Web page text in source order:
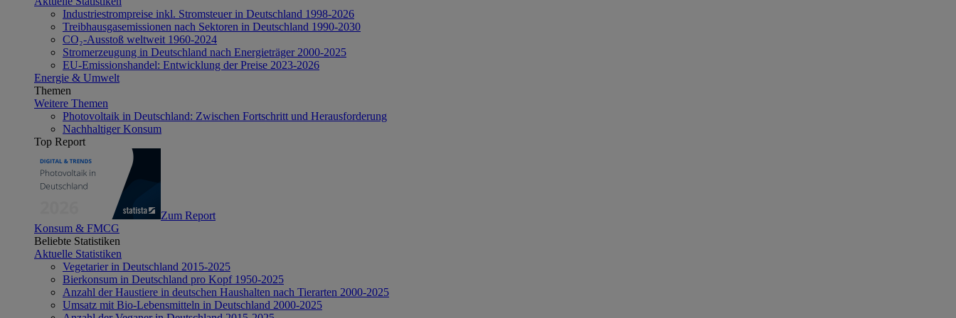
Industriestrompreise inkl. Stromsteuer in Deutschland 1998-2026
Treibhausgasemissionen nach Sektoren in Deutschland 1990-2030
CO₂-Ausstoß weltweit 1960-2024
Stromerzeugung in Deutschland nach Energieträger 2000-2025
EU-Emissionshandel: Entwicklung der Preise 2023-2026
Energie & Umwelt
Themen
Weitere Themen
Photovoltaik in Deutschland: Zwischen Fortschritt und Herausforderung
Nachhaltiger Konsum
Top Report
Zum Report
Konsum & FMCG
Beliebte Statistiken
Aktuelle Statistiken
Vegetarier in Deutschland 2015-2025
Bierkonsum in Deutschland pro Kopf 1950-2025
Anzahl der Haustiere in deutschen Haushalten nach Tierarten 2000-2025
Umsatz mit Bio-Lebensmitteln in Deutschland 2000-2025